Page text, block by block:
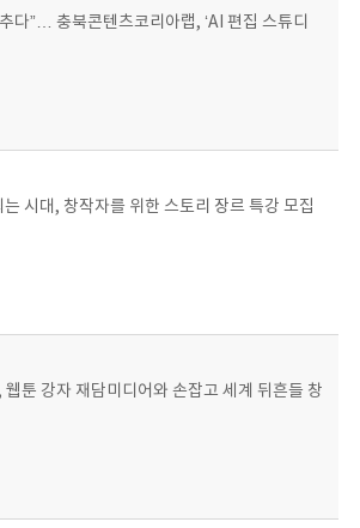
다”… 충북콘텐츠코리아랩, ‘AI 편집 스튜디
시대, 창작자를 위한 스토리 장르 특강 모집
툰 강자 재담미디어와 손잡고 세계 뒤흔들 창